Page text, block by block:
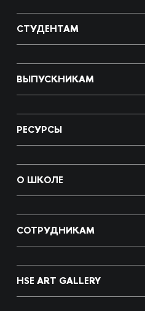
СТУДЕНТАМ
ВЫПУСКНИКАМ
РЕСУРСЫ
О ШКОЛЕ
СОТРУДНИКАМ
HSE ART GALLERY